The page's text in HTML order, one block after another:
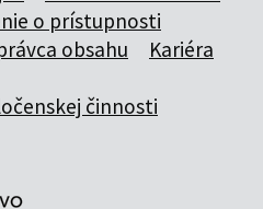
o prístupnosti
obsahu
Kariéra
činnosti